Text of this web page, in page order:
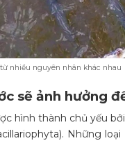
nhiều nguyên nhân khác nhau
sẽ ảnh hưởng
hình thành chủ yếu
Những